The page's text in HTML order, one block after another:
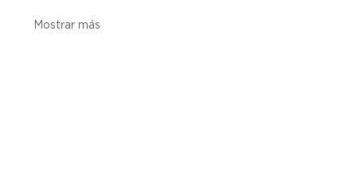
Mostrar más